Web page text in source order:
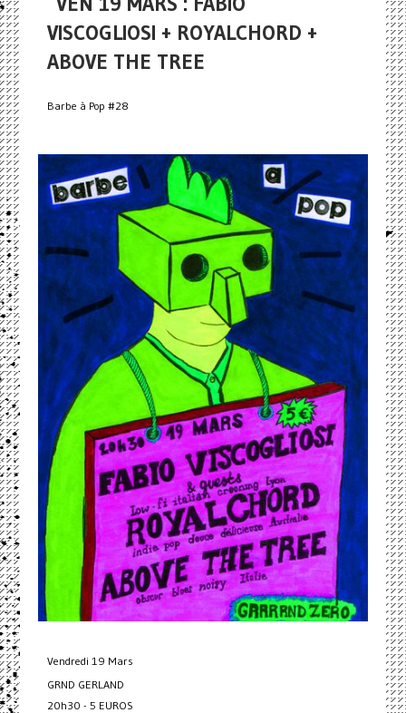
VISCOGLIOSI + ROYALCHORD +
ABOVE THE TREE
Barbe à Pop #28
Vendredi 19 Mars
GRND GERLAND
20h30 - 5 EUROS